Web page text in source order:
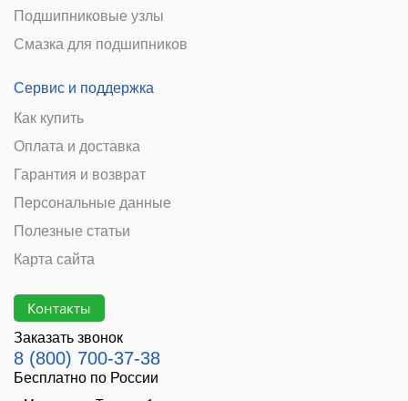
Подшипниковые узлы
Смазка для подшипников
Сервис и поддержка
Как купить
Оплата и доставка
Гарантия и возврат
Персональные данные
Полезные статьи
Карта сайта
Контакты
Заказать звонок
8 (800) 700-37-38
Бесплатно по России